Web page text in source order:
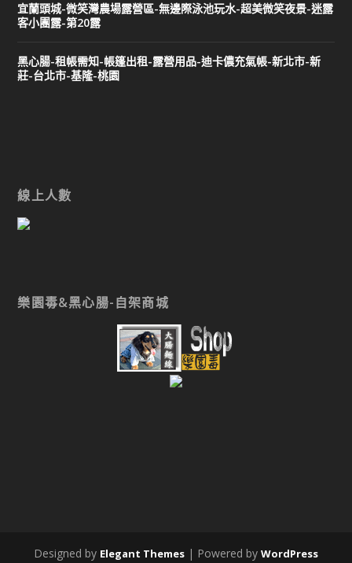
宜蘭頭城-微笑灣農場露營區-無邊際泳池玩水-超美微笑夜景-迷露
客小團露-第20露
黑心腸-租帳需知-帳篷出租-露營用品-迪卡儂充氣帳-新北市-新
莊-台北市-基隆-桃園
線上人數
樂園毒&黑心腸-自架商城
Designed by Elegant Themes | Powered by WordPress